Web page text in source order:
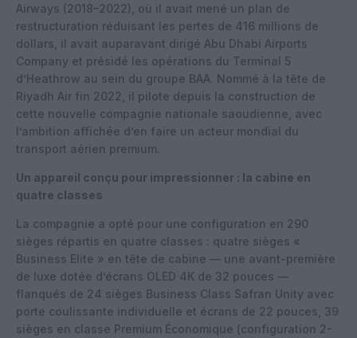
Airways (2018–2022), où il avait mené un plan de
restructuration réduisant les pertes de 416 millions de
dollars, il avait auparavant dirigé Abu Dhabi Airports
Company et présidé les opérations du Terminal 5
d’Heathrow au sein du groupe BAA. Nommé à la tête de
Riyadh Air fin 2022, il pilote depuis la construction de
cette nouvelle compagnie nationale saoudienne, avec
l’ambition affichée d’en faire un acteur mondial du
transport aérien premium.
Un appareil conçu pour impressionner : la cabine en
quatre classes
La compagnie a opté pour une configuration en 290
sièges répartis en quatre classes : quatre sièges «
Business Elite » en tête de cabine — une avant-première
de luxe dotée d’écrans OLED 4K de 32 pouces —
flanqués de 24 sièges Business Class Safran Unity avec
porte coulissante individuelle et écrans de 22 pouces, 39
sièges en classe Premium Économique (configuration 2-